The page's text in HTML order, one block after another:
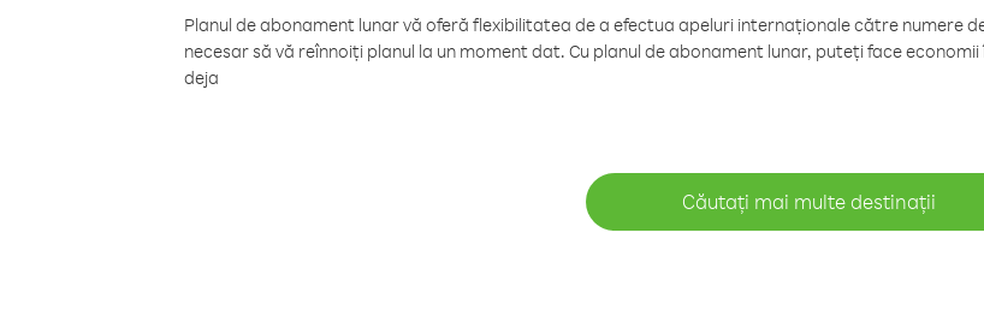
Planul de abonament lunar vă oferă flexibilitatea de a efectua apeluri internaționale către numere
necesar să vă reînnoiți planul la un moment dat. Cu planul de abonament lunar, puteți face
deja
Căutați mai multe destinații